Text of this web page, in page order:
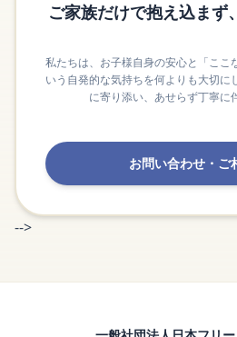
ご家族だけで抱え込まず
私たちは、お子様自身の安心と「ここ
いう自発的な気持ちを何よりも大切に
に寄り添い、あせらず丁寧に
お問い合わせ・ご
-->